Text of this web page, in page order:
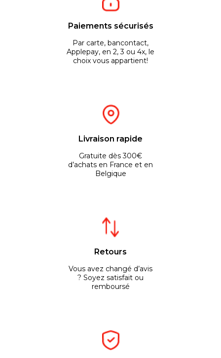
Paiements sécurisés
Par carte, bancontact,
Applepay, en 2, 3 ou 4x, le
choix vous appartient!
Livraison rapide
Gratuite dès 300€
d’achats en France et en
Belgique
Retours
Vous avez changé d’avis
? Soyez satisfait ou
remboursé